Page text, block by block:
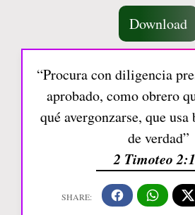
Download
“Procura con diligencia
aprobado, como obrero
qué avergonzarse, que
de verdad”
2 Timoteo